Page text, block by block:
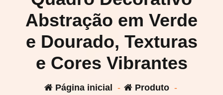
Abstração em Verde
e Dourado, Texturas
e Cores Vibrantes
Página inicial - Produto -